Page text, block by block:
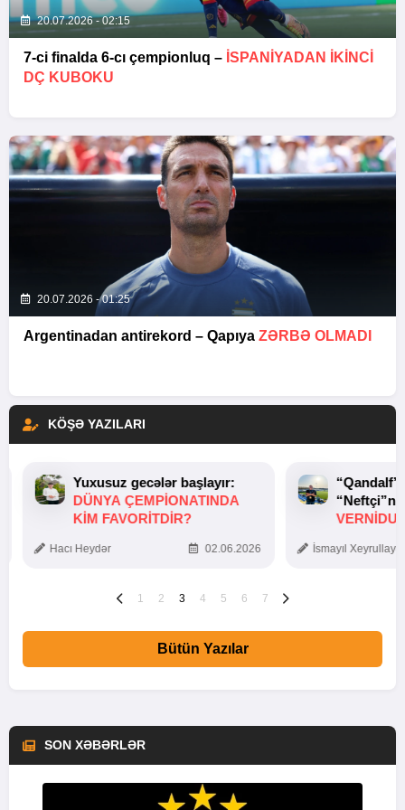
20.07.2026 - 02:15
7-ci finalda 6-cı çempionluq – İSPANIYADAN IKINCI
DÇ KUBOKU
20.07.2026 - 01:25
Argentinadan antirekord – Qapıya ZƏRBƏ OLMADI
KÖŞƏ YAZILARI
Yuxusuz gecələr başlayır:
DÜNYA ÇEMPIONATINDA
KIM FAVORITDIR?
Hacı Heydər 02.06.2026 İsmayıl
1 2 3 4 5 6 7
Bütün Yazılar
SON XƏBƏRLƏR